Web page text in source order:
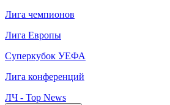
Лига чемпионов
Лига Европы
Суперкубок УЕФА
Лига конференций
ЛЧ - Top News